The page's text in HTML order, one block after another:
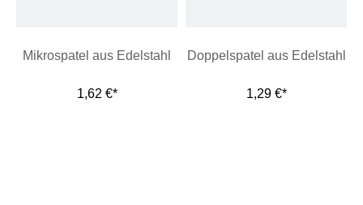
Mikrospatel aus Edelstahl
1,62 €*
Doppelspatel aus Edelstahl
1,29 €*